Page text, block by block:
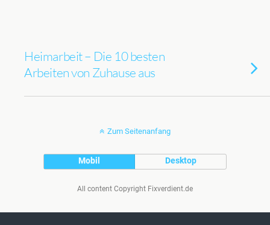
Heimarbeit – Die 10 besten
Arbeiten von Zuhause aus
Zum Seitenanfang
Mobil Desktop
All content Copyright Fixverdient.de